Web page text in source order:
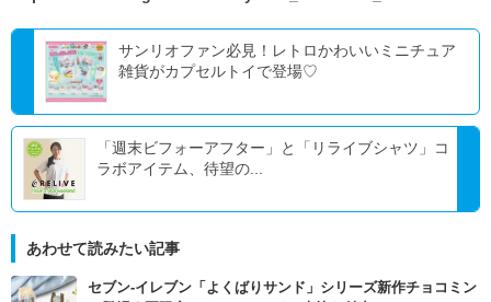
サンリオファン必見！レトロかわいいミニチュア
雑貨がカプセルトイで登場♡
「週末ビフォーアフター」と「リライブシャツ」コ
ラボアイテム、待望の...
あわせて読みたい記事
セブン‐イレブン「よくばりサンド」シリーズ新作チョコミン